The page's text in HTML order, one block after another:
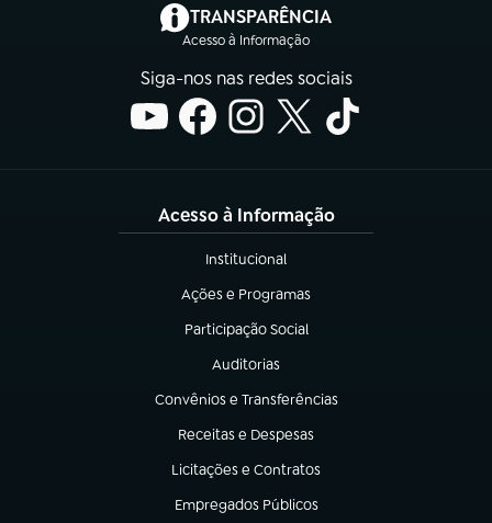
TRANSPARÊNCIA
Acesso à Informação
(abre em nova aba)
Siga-nos nas redes sociais
Acesso à Informação
Institucional
(abre em nova aba)
Ações e Programas
(abre em nova aba)
Participação Social
(abre em nova aba)
Auditorias
(abre em nova aba)
Convênios e Transferências
(abre em nova aba)
Receitas e Despesas
(abre em nova aba)
Licitações e Contratos
(abre em nova aba)
Empregados Públicos
(abre em nova aba)